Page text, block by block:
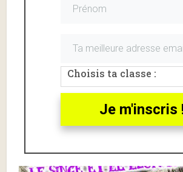
Tu passes le bac de français ? CLIQUE
meilleures astuces en vidéo.
Choisis ta classe :
Je m'inscris